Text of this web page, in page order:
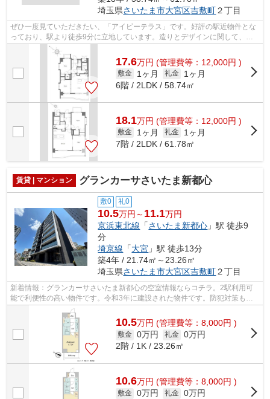
埼玉県さいたま市大宮区吉敷町２丁目
ぜひ一度見ていただきたい、「アイビーテラス」です。好評の駅近物件とな
っており、駅より徒歩9分に立地しています。造りとデザインに関して、自
信をもって情報を提供できるマンション...
17.6万円 (管理費等：12,000円 )
敷金 1ヶ月 礼金
1ヶ月
6階 / 2LDK / 58.74㎡
18.1万円 (管理費等：12,000円 )
敷金 1ヶ月 礼金
1ヶ月
7階 / 2LDK / 61.78㎡
賃貸 | マンション グランカーサさいたま新都心
敷0 礼0
10.5万円～ 11.1万円
京浜東北線 「さいたま新都心 」駅 徒歩9
分
埼京線 「大宮 」駅 徒歩13分
築4年 / 21.74㎡～23.26㎡
埼玉県さいたま市大宮区吉敷町２丁目
新着情報：グランカーサさいたま新都心の空室情報ならコチラ。2駅利用可
能で利便性の高い物件です。令和3年に建設された物件です。防犯対策もバ
ッチリなマンションタイプの物件です。...
10.5万円 (管理費等：8,000円 )
敷金 0万円 礼金 0万円
2階 / 1K / 23.26㎡
10.6万円 (管理費等：8,000円 )
敷金 0万円 礼金 0万円